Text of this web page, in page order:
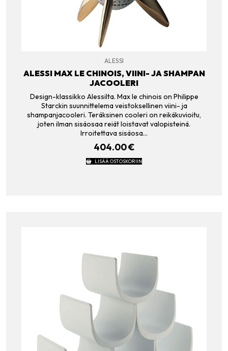
ALESSI
ALESSI MAX LE CHINOIS, VIINI- JA SHAMPAN
JACOOLERI
Design-klassikko Alessilta. Max le chinois on Philippe
Starckin suunnittelema veistoksellinen viini- ja
shampanjacooleri. Teräksinen cooleri on reikäkuvioitu,
joten ilman sisäosaa reiät loistavat valopisteinä.
Irroitettava sisäosa…
404.00€
LISÄÄ OSTOSKORIIN